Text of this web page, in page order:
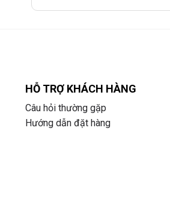
HỖ TRỢ KHÁCH HÀNG
Câu hỏi thường gặp
Hướng dẫn đặt hàng